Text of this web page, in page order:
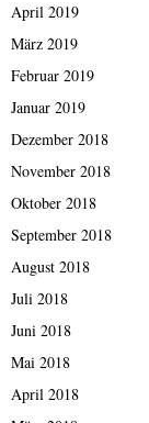
April 2019
März 2019
Februar 2019
Januar 2019
Dezember 2018
November 2018
Oktober 2018
September 2018
August 2018
Juli 2018
Juni 2018
Mai 2018
April 2018